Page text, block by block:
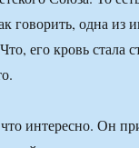
говорить, одна из
его кровь стала
интересно. Он